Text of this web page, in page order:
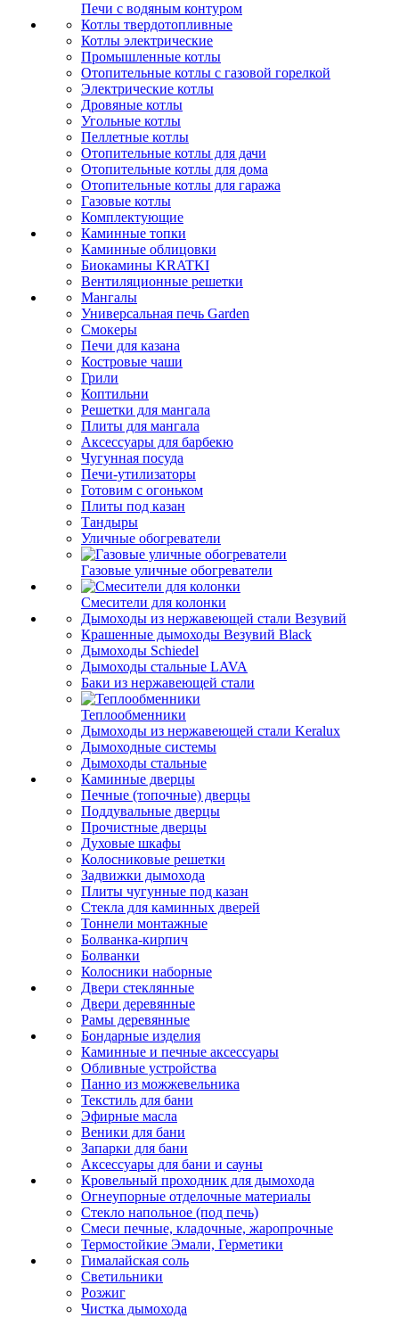
Печи с водяным контуром
Котлы твердотопливные
Котлы электрические
Промышленные котлы
Отопительные котлы с газовой горелкой
Электрические котлы
Дровяные котлы
Угольные котлы
Пеллетные котлы
Отопительные котлы для дачи
Отопительные котлы для дома
Отопительные котлы для гаража
Газовые котлы
Комплектующие
Каминные топки
Каминные облицовки
Биокамины KRATKI
Вентиляционные решетки
Мангалы
Универсальная печь Garden
Смокеры
Печи для казана
Костровые чаши
Грили
Коптильни
Решетки для мангала
Плиты для мангала
Аксессуары для барбекю
Чугунная посуда
Печи-утилизаторы
Готовим с огоньком
Плиты под казан
Тандыры
Уличные обогреватели
Газовые уличные обогреватели
Смесители для колонки
Дымоходы из нержавеющей стали Везувий
Крашенные дымоходы Везувий Black
Дымоходы Schiedel
Дымоходы стальные LAVA
Баки из нержавеющей стали
Теплообменники
Дымоходы из нержавеющей стали Keralux
Дымоходные системы
Дымоходы стальные
Каминные дверцы
Печные (топочные) дверцы
Поддувальные дверцы
Прочистные дверцы
Духовые шкафы
Колосниковые решетки
Задвижки дымохода
Плиты чугунные под казан
Стекла для каминных дверей
Тоннели монтажные
Болванка-кирпич
Болванки
Колосники наборные
Двери стеклянные
Двери деревянные
Рамы деревянные
Бондарные изделия
Каминные и печные аксессуары
Обливные устройства
Панно из можжевельника
Текстиль для бани
Эфирные масла
Веники для бани
Запарки для бани
Аксессуары для бани и сауны
Кровельный проходник для дымохода
Огнеупорные отделочные материалы
Стекло напольное (под печь)
Смеси печные, кладочные, жаропрочные
Термостойкие Эмали, Герметики
Гималайская соль
Светильники
Розжиг
Чистка дымохода